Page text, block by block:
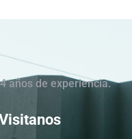
años de experiencia.